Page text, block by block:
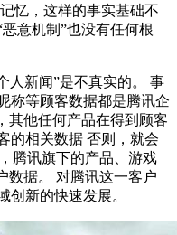
忆，这样的事实基础不
意机制”也没有任何根
人新闻”是不真实的。 事
称等顾客数据都是腾讯企
其他任何产品在得到顾客
的相关数据 否则，就会
腾讯旗下的产品、游戏
数据。 对腾讯这一客户
创新的快速发展。